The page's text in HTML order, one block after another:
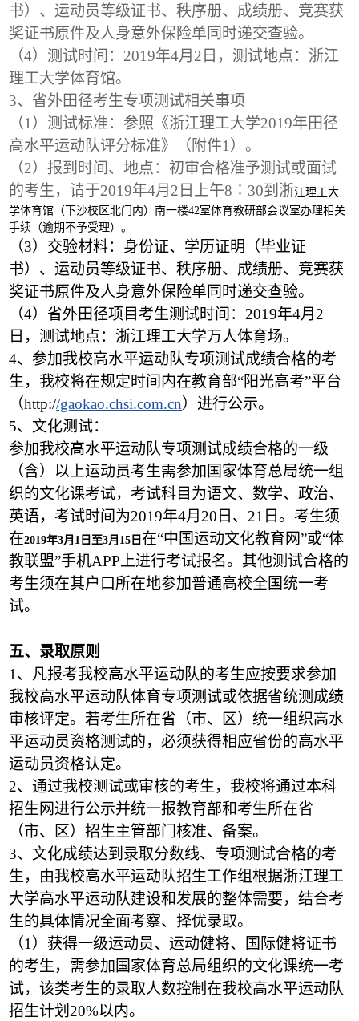
书）、运动员等级证书、秩序册、成绩册、竞赛获
奖证书原件及人身意外保险单同时递交查验。
（4）测试时间：2019年4月2日，测试地点：浙江
理工大学体育馆。
3、省外田径考生专项测试相关事项
（1）测试标准：参照《浙江理工大学2019年田径
高水平运动队评分标准》（附件1）。
（2）报到时间、地点：初审合格准予测试或面试
的考生，请于2019年4月2日上午8 ︰ 30到浙江理工大
学体育馆（下沙校区北门内）南一楼42室体育教研部会议室办理相关
手续（逾期不予受理）。
（3）交验材料：身份证、学历证明（毕业证
书）、运动员等级证书、秩序册、成绩册、竞赛获
奖证书原件及人身意外保险单同时递交查验。
（4）省外田径项目考生测试时间：2019年4月2
日，测试地点：浙江理工大学万人体育场。
4、参加我校高水平运动队专项测试成绩合格的考
生，我校将在规定时间内在教育部“阳光高考”平台
（http://gaokao.chsi.com.cn）进行公示。
5、文化测试：
参加我校高水平运动队专项测试成绩合格的一级
（含）以上运动员考生需参加国家体育总局统一组
织的文化课考试，考试科目为语文、数学、政治、
英语，考试时间为2019年4月20日、21日。考生须
在2019年3月1日至3月15日在“中国运动文化教育网”或“体
教联盟”手机APP上进行考试报名。其他测试合格的
考生须在其户口所在地参加普通高校全国统一考
试。
五、录取原则
1 、凡报考我校高水平运动队的考生应按要求参加
我校高水平运动队体育专项测试或依据省统测成绩
审核评定。若考生所在省（市、区）统一组织高水
平运动员资格测试的，必须获得相应省份的高水平
运动员资格认定。
2、通过我校测试或审核的考生，我校将通过本科
招生网进行公示并统一报教育部和考生所在省
（市、区）招生主管部门核准、备案。
3、文化成绩达到录取分数线、专项测试合格的考
生，由我校高水平运动队招生工作组根据浙江理工
大学高水平运动队建设和发展的整体需要，结合考
生的具体情况全面考察、择优录取。
（1）获得一级运动员、运动健将、国际健将证书
的考生，需参加国家体育总局组织的文化课统一考
试，该类考生的录取人数控制在我校高水平运动队
招生计划20%以内。